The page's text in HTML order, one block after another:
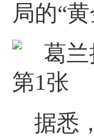
局的“黄
据悉